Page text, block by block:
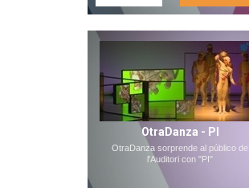
OtraDanza - PI
OtraDanza sorprende al público de
l'Auditori con "PI"